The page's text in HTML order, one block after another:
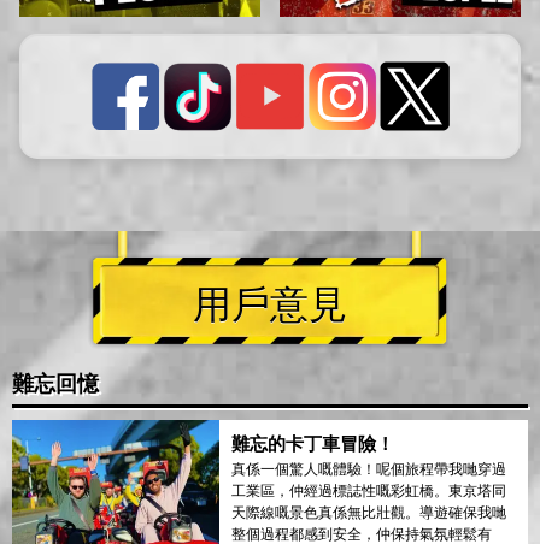
用戶意見
難忘回憶
難忘的卡丁車冒險！
真係一個驚人嘅體驗！呢個旅程帶我哋穿過
工業區，仲經過標誌性嘅彩虹橋。東京塔同
天際線嘅景色真係無比壯觀。導遊確保我哋
整個過程都感到安全，仲保持氣氛輕鬆有